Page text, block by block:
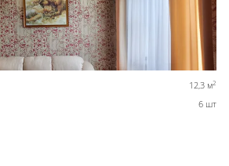
12,3 м2
6 шт